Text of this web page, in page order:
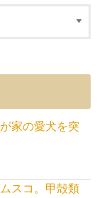
家の愛犬を突
スコ。甲殻類